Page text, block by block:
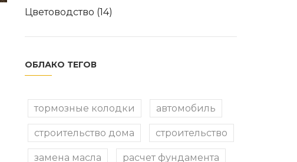
Цветоводство (14)
ОБЛАКО ТЕГОВ
тормозные колодки автомобиль
строительство дома строительство
замена масла расчет фундамента